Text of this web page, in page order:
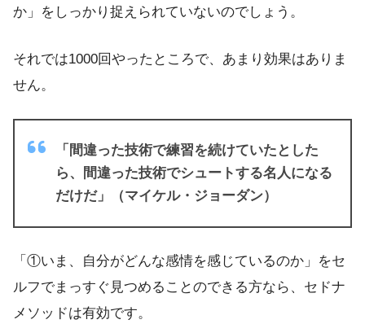
か」をしっかり捉えられていないのでしょう。
それでは1000回やったところで、あまり効果はありま
せん。
「間違った技術で練習を続けていたとした
ら、間違った技術でシュートする名人になる
だけだ」（マイケル・ジョーダン）
「①いま、自分がどんな感情を感じているのか」をセ
ルフでまっすぐ見つめることのできる方なら、セドナ
メソッドは有効です。